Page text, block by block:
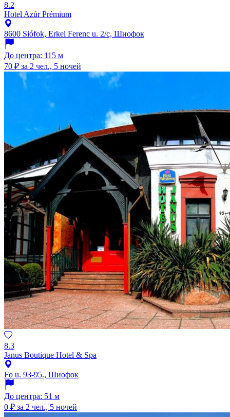
8.2
Hotel Azúr Prémium
8600 Siófok, Erkel Ferenc u. 2/c, Шиофок
До центра: 115 м
70 ₽ за 2 чел., 5 ночей
8.3
Janus Boutique Hotel & Spa
Fo u. 93-95., Шиофок
До центра: 51 м
0 ₽ за 2 чел., 5 ночей